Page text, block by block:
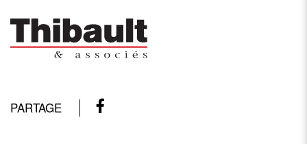
PARTAGE